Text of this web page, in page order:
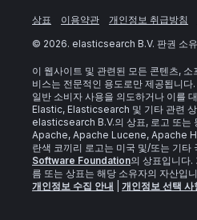
상표 이용약관 개인정보 취급방침
© 2026. elasticsearch B.V. 판권 소유
이 웹사이트 및 관련된 모든 콘텐츠,
비스는 전문적인 용도로만 제공됩니
일반 소비자 사용을 의도하거나 이를
Elastic, Elasticsearch 및 기타 관련
elasticsearch B.V.의 상표, 로고 또는
Apache, Apache Lucene, Apache
란색 코끼리 로고는 미국 및/또는 기타
Software Foundation의 상표입니다.
름 또는 상표는 해당 소유자의 자산입
개인정보 수집 안내
개인정보 선택 사